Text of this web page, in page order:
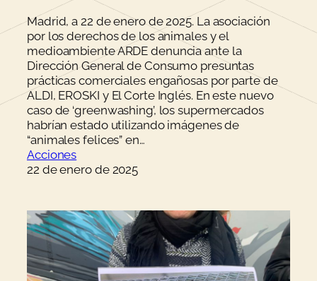
Madrid, a 22 de enero de 2025. La asociación
por los derechos de los animales y el
medioambiente ARDE denuncia ante la
Dirección General de Consumo presuntas
prácticas comerciales engañosas por parte de
ALDI, EROSKI y El Corte Inglés. En este nuevo
caso de ‘greenwashing’, los supermercados
habrían estado utilizando imágenes de
“animales felices” en…
Acciones
22 de enero de 2025